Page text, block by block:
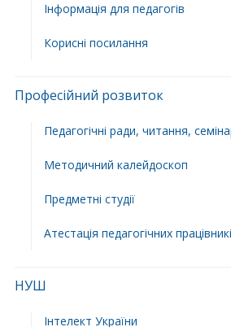
Інформація для педагогів
Корисні посилання
Професійний розвиток
Педагогічні ради, читання,
Методичний калейдоскоп
Предметні студії
Атестація педагогічних
НУШ
Інтелект України